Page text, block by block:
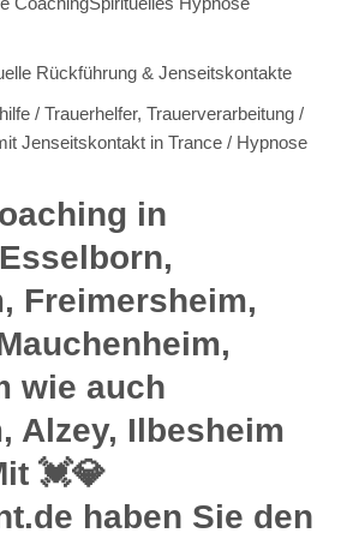
Rückführung & Jenseitskontakte
/ Trauerhelfer, Trauerverarbeitung /
Jenseitskontakt in Trance / Hypnose
in
Freimersheim,
wie auch
Alzey, Ilbesheim
💓️💎
haben Sie den